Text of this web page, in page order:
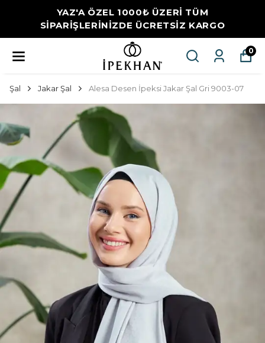
YAZ'A ÖZEL 1000₺ ÜZERİ TÜM
SİPARİŞLERİNİZDE ÜCRETSİZ KARGO
0
Şal Jakar Şal Alesa Desen İpeksi Jakar Şal Gri 9003-07